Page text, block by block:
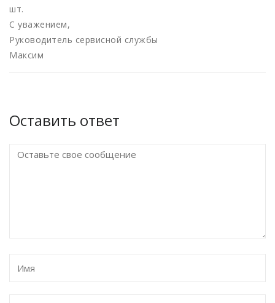
шт.
С уважением,
Руководитель сервисной службы
Максим
Оставить ответ